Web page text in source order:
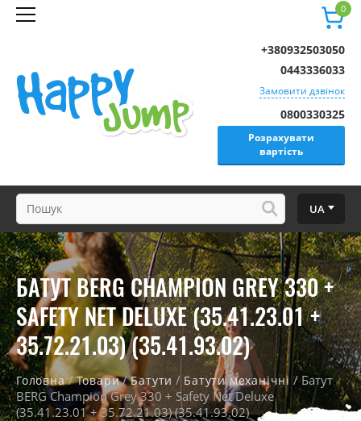
0
0800330325
Розрахувати
вартість
+380932503050
0443336033
Замовити дзвінок
UA
БАТУТ BERG CHAMPION GREY 330 +
SAFETY NET DELUXE (35.41.23.01 +
35.72.21.03) (35.41.93.02)
Головна/Товари/Батути / Батути механічні / Батут
BERG Champion Grey 330 + Safety Net Deluxe
(35.41.23.01 + 35.72.21.03) (35.41.93.02)